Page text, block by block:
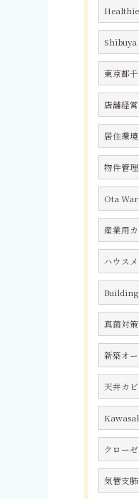
Shibuya
東京都
店舗経営
居住環境
物件管理
Ota
産業用
ハウス
真菌対策
新築オ
天井カビ
クロー
気管支